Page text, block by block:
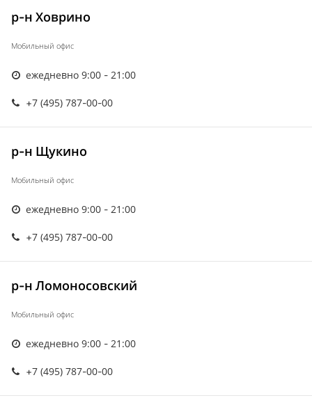
р-н Ховрино
Мобильный офис
ежедневно 9:00 - 21:00
+7 (495) 787-00-00
р-н Щукино
Мобильный офис
ежедневно 9:00 - 21:00
+7 (495) 787-00-00
р-н Ломоносовский
Мобильный офис
ежедневно 9:00 - 21:00
+7 (495) 787-00-00